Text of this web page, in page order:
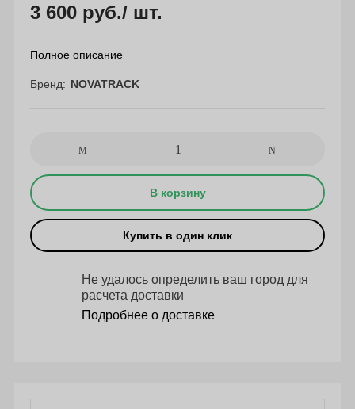
3 600 руб./ шт.
Полное описание
Бренд NOVATRACK
В корзину
Купить в один клик
Не удалось определить ваш город для
расчета доставки
Подробнее о доставке